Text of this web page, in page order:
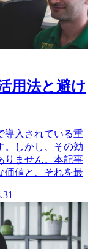
用法と避け
導入されている重
。しかし、その効
りません。本記事
価値と、それを最